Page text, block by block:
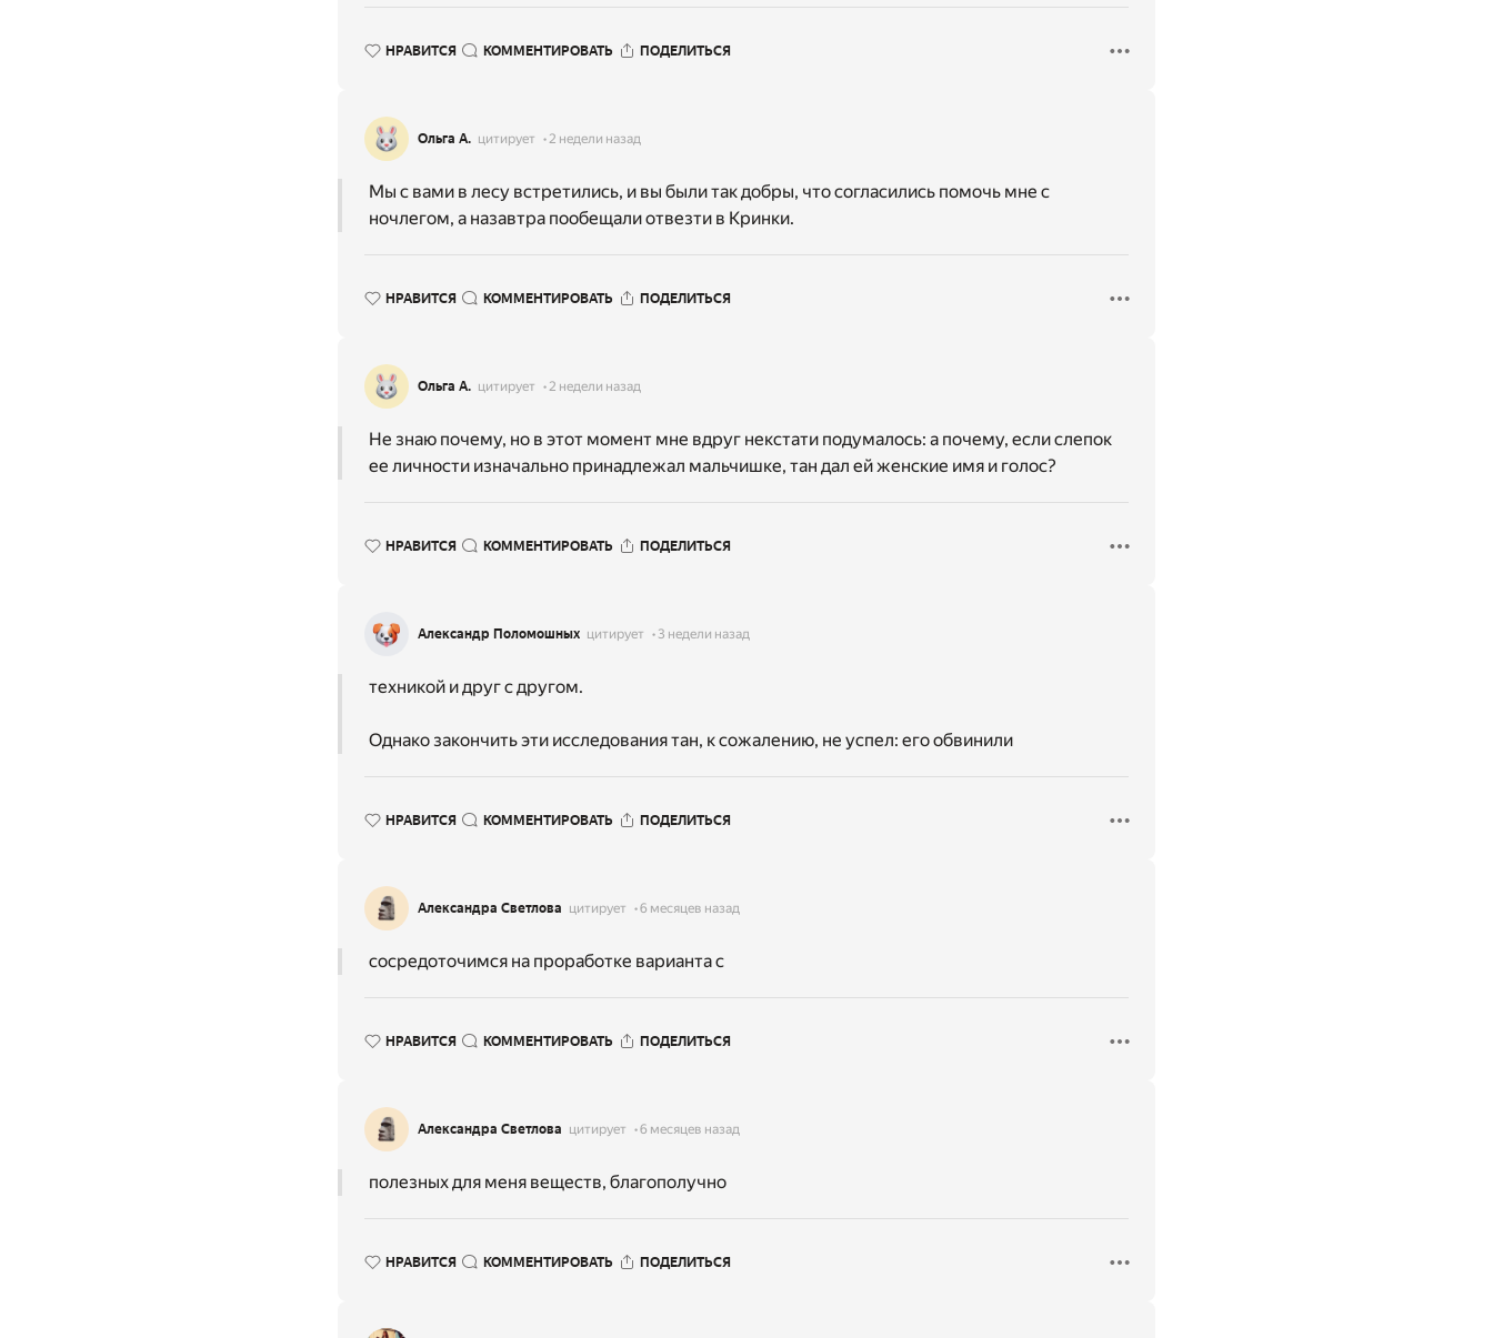
НРАВИТСЯ КОММЕНТИРОВАТЬ ПОДЕЛИТЬСЯ
Ольга А. цитирует 2 недели назад
Мы с вами в лесу встретились, и вы были так добры, что согласились помочь мне с
ночлегом, а назавтра пообещали отвезти в Кринки.
НРАВИТСЯ КОММЕНТИРОВАТЬ ПОДЕЛИТЬСЯ
Ольга А. цитирует 2 недели назад
Не знаю почему, но в этот момент мне вдруг некстати подумалось: а почему, если слепок
ее личности изначально принадлежал мальчишке, тан дал ей женские имя и голос?
НРАВИТСЯ КОММЕНТИРОВАТЬ ПОДЕЛИТЬСЯ
Александр Поломошных цитирует 3 недели назад
техникой и друг с другом.
Однако закончить эти исследования тан, к сожалению, не успел: его обвинили
НРАВИТСЯ КОММЕНТИРОВАТЬ ПОДЕЛИТЬСЯ
Александра Светлова цитирует 6 месяцев назад
сосредоточимся на проработке варианта с
НРАВИТСЯ КОММЕНТИРОВАТЬ ПОДЕЛИТЬСЯ
Александра Светлова цитирует 6 месяцев назад
полезных для меня веществ, благополучно
НРАВИТСЯ КОММЕНТИРОВАТЬ ПОДЕЛИТЬСЯ